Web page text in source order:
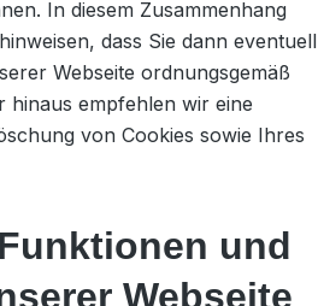
In diesem Zusammenhang
dass Sie dann eventuell
Webseite ordnungsgemäß
empfehlen wir eine
von Cookies sowie Ihres
und
Webseite